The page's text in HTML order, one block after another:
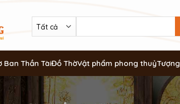
Ban Thần TàiĐồ ThờVật phẩm phong thuỷTượng